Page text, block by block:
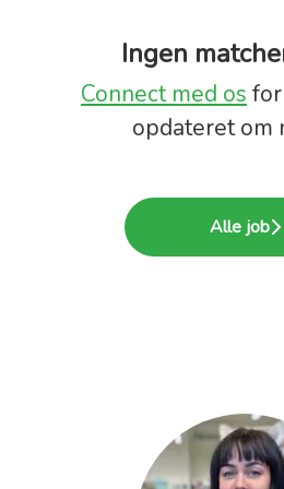
Ingen
Connect med os
opdateret om
Alle job